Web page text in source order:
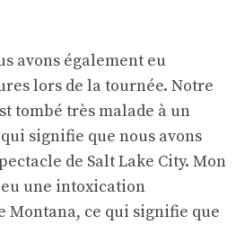
avons également eu
lors de la tournée. Notre
tombé très malade à un
signifie que nous avons
de Salt Lake City. Mon
une intoxication
Montana, ce qui signifie que